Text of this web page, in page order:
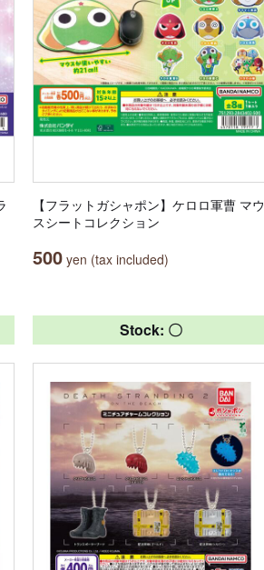
【フラットガシャポン】ケロロ軍曹 マウ
スシートコレクション
500 yen (tax included)
Stock: 〇